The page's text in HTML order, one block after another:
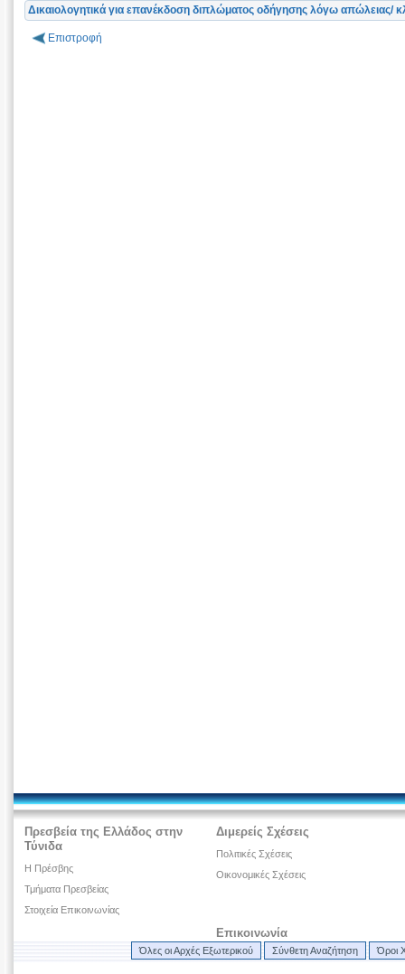
Δικαιολογητικά για επανέκδοση διπλώματος οδήγησης λόγω απώλειας/
Επιστροφή
Πρεσβεία της Ελλάδος στην
Τύνιδα
H Πρέσβης
Τμήματα Πρεσβείας
Στοιχεία Επικοινωνίας
Διμερείς Σχέσεις
Πολιτικές Σχέσεις
Οικονομικές Σχέσεις
Επικοινωνία
Όλες οι Αρχές Εξωτερικού Σύνθετη Αναζήτηση Όροι